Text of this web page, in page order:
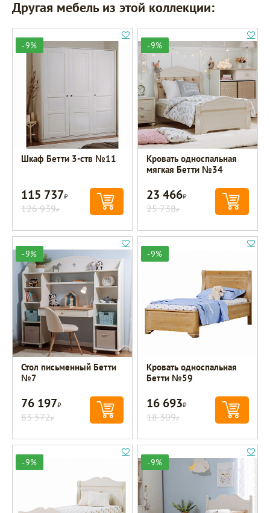
Другая мебель из этой коллекции:
-9%
Шкаф Бетти 3-ств №11
115 737Р
126 939Р
-9%
Кровать односпальная
мягкая Бетти №34
23 466Р
25 738Р
-9%
Стол письменный Бетти
№7
76 197Р
83 572Р
-9%
Кровать односпальная
Бетти №59
16 693Р
18 309Р
-9% -9%